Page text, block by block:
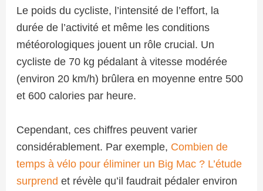
Le poids du cycliste, l’intensité de l’effort, la
durée de l’activité et même les conditions
météorologiques jouent un rôle crucial. Un
cycliste de 70 kg pédalant à vitesse modérée
(environ 20 km/h) brûlera en moyenne entre 500
et 600 calories par heure.
Cependant, ces chiffres peuvent varier
considérablement. Par exemple, Combien de
temps à vélo pour éliminer un Big Mac ? L’étude
surprend et révèle qu’il faudrait pédaler environ